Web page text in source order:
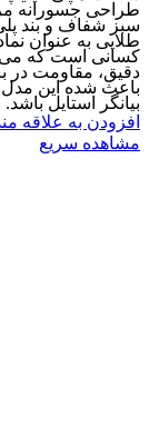
سبز شفاف و بند
طلایی به عنوان
کسانی است که
باعث شده این مدل
بیانگر استایل باشد.
افزودن به علاقه
مشاهده سریع